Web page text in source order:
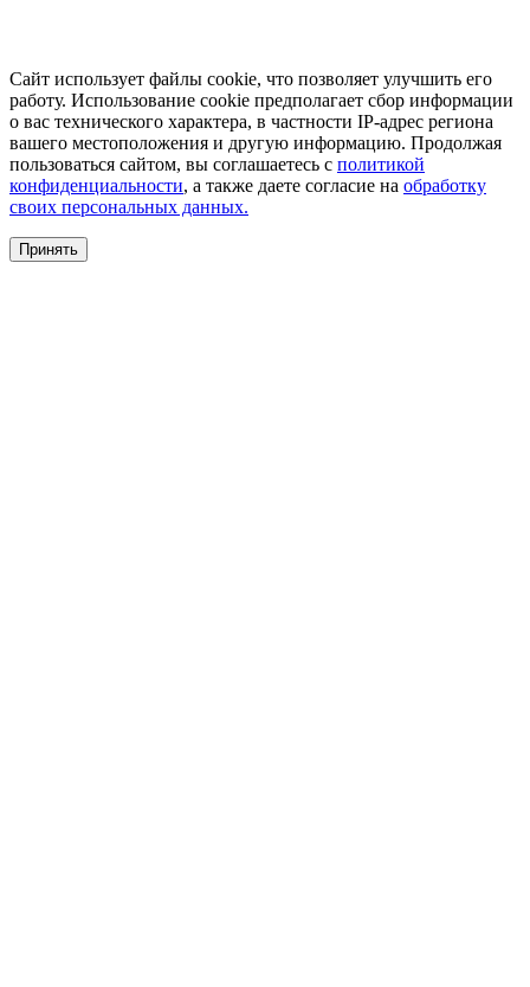
Сайт использует файлы cookie, что позволяет улучшить его
работу. Использование cookie предполагает сбор информации
о вас технического характера, в частности IP-адрес региона
вашего местоположения и другую информацию. Продолжая
пользоваться сайтом, вы соглашаетесь с политикой
конфиденциальности, а также даете согласие на обработку
своих персональных данных.
Принять